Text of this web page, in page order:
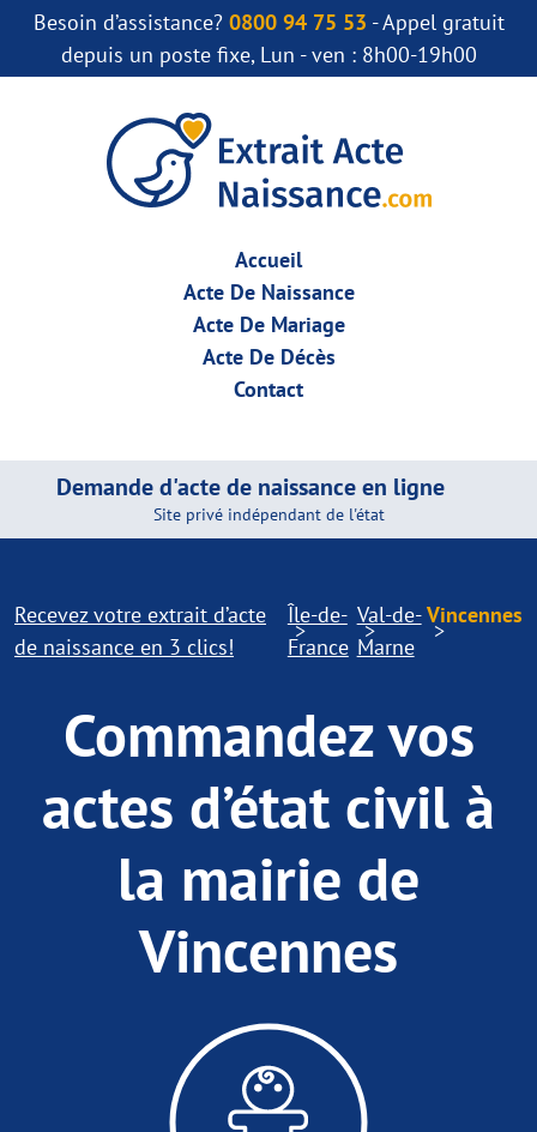
Besoin d’assistance? 0800 94 75 53 - Appel gratuit
depuis un poste fixe, Lun - ven : 8h00-19h00
Accueil
Acte De Naissance
Acte De Mariage
Acte De Décès
Contact
Demande d'acte de naissance en ligne
Site privé indépendant de l'état
Recevez votre extrait d’acte
de naissance en 3 clics!
Île-de-
France
Val-de-
Marne
Vincennes
Commandez vos
actes d’état civil à
la mairie de
Vincennes